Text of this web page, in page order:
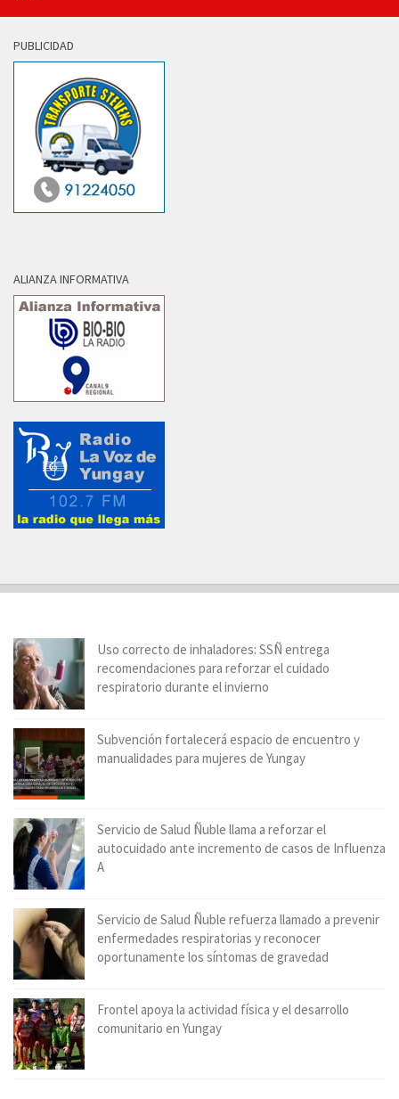
PUBLICIDAD
ALIANZA INFORMATIVA
Uso correcto de inhaladores: SSÑ entrega
recomendaciones para reforzar el cuidado
respiratorio durante el invierno
Subvención fortalecerá espacio de encuentro y
manualidades para mujeres de Yungay
Servicio de Salud Ñuble llama a reforzar el
autocuidado ante incremento de casos de Influenza
A
Servicio de Salud Ñuble refuerza llamado a prevenir
enfermedades respiratorias y reconocer
oportunamente los síntomas de gravedad
Frontel apoya la actividad física y el desarrollo
comunitario en Yungay